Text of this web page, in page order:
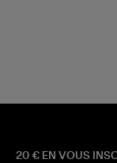
20 € EN VOUS